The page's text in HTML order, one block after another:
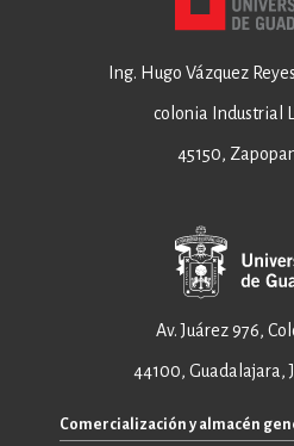
Ing. Hugo Vázquez
colonia Industrial
45150,
Av. Juárez 976,
44100, Guadalajara,
Comercialización y almacén